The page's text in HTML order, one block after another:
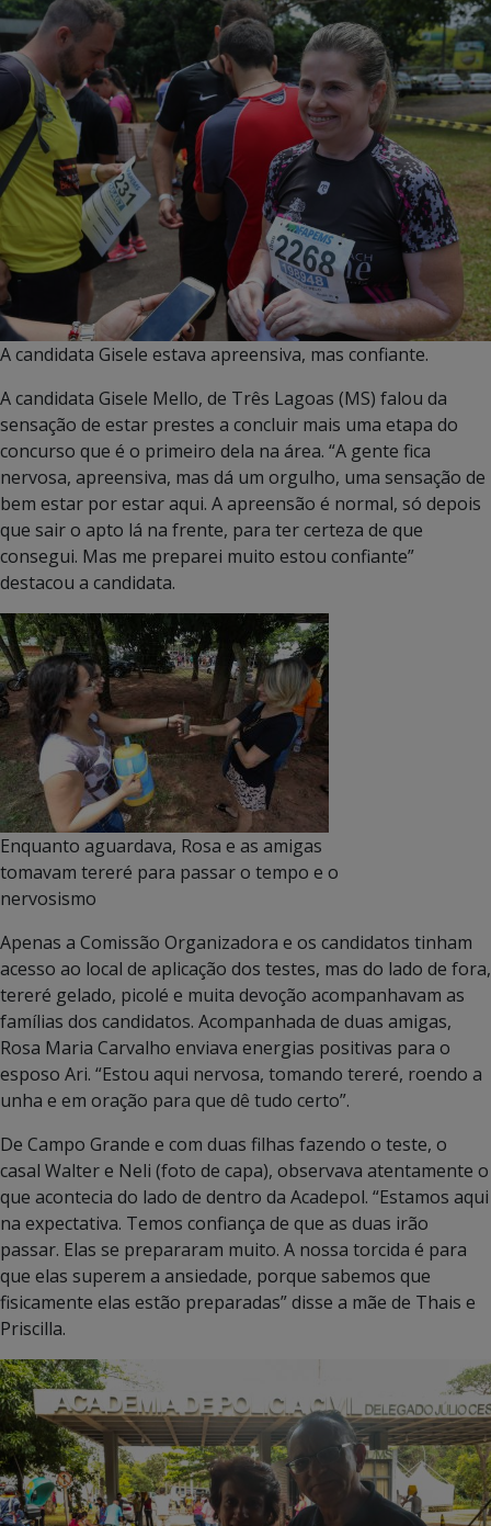
A candidata Gisele estava apreensiva, mas confiante.
A candidata Gisele Mello, de Três Lagoas (MS) falou da
sensação de estar prestes a concluir mais uma etapa do
concurso que é o primeiro dela na área. “A gente fica
nervosa, apreensiva, mas dá um orgulho, uma sensação de
bem estar por estar aqui. A apreensão é normal, só depois
que sair o apto lá na frente, para ter certeza de que
consegui. Mas me preparei muito estou confiante”
destacou a candidata.
Enquanto aguardava, Rosa e as amigas
tomavam tereré para passar o tempo e o
nervosismo
Apenas a Comissão Organizadora e os candidatos tinham
acesso ao local de aplicação dos testes, mas do lado de fora,
tereré gelado, picolé e muita devoção acompanhavam as
famílias dos candidatos. Acompanhada de duas amigas,
Rosa Maria Carvalho enviava energias positivas para o
esposo Ari. “Estou aqui nervosa, tomando tereré, roendo a
unha e em oração para que dê tudo certo”.
De Campo Grande e com duas filhas fazendo o teste, o
casal Walter e Neli (foto de capa), observava atentamente o
que acontecia do lado de dentro da Acadepol. “Estamos aqui
na expectativa. Temos confiança de que as duas irão
passar. Elas se prepararam muito. A nossa torcida é para
que elas superem a ansiedade, porque sabemos que
fisicamente elas estão preparadas” disse a mãe de Thais e
Priscilla.